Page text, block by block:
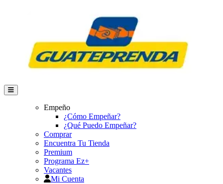
Empeño
¿Cómo Empeñar?
¿Qué Puedo Empeñar?
Comprar
Encuentra Tu Tienda
Premium
Programa Ez+
Vacantes
Mi Cuenta